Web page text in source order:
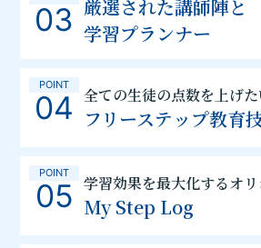
03 厳選された講師陣と
学習プランナー
POINT
04 全ての生徒の点数を上げ
フリーステップ教育
POINT
05 学習効果を最大化するオリ
My Step Log